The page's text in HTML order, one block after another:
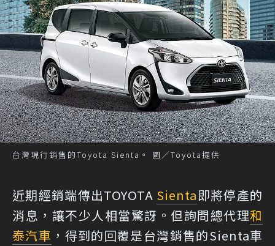
台灣現行銷售的Toyota Sienta。 圖／Toyota提供
近期經銷端傳出TOYOTA Sienta即將停產的
消息，讓不少人相當驚訝。但詢問總代理和
泰汽車 ，得到的回覆是台灣銷售的Sienta車